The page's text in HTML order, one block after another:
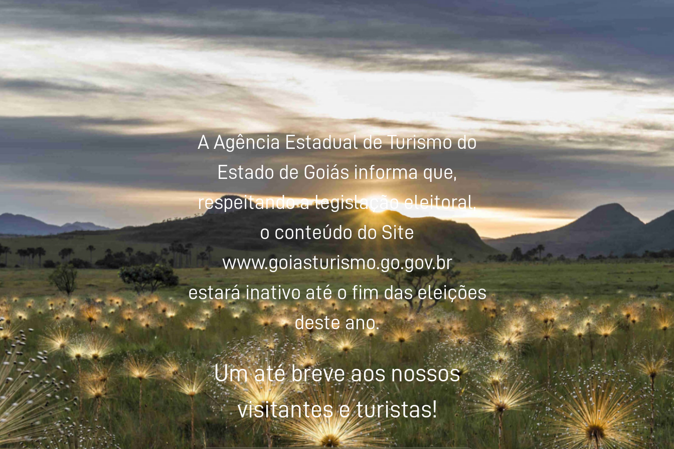
A Agência Estadual de Turismo do
Estado de Goiás informa que,
respeitando a legislação eleitoral,
o conteúdo do Site
www.goiasturismo.go.gov.br
estará inativo até o fim das eleições
deste ano.
Um até breve aos nossos
visitantes e turistas!